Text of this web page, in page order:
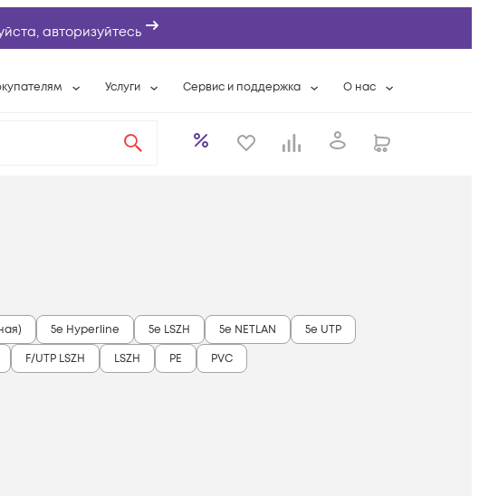
авторизуйтесь
Услуги
Расширенная гарантия
Сервис и поддержка
Разовые выездные работы
О нас
Контактная
5e Hyperline 5e LSZH 5e NETLAN
5e UTP
F/UTP LSZH LSZH PE PVC